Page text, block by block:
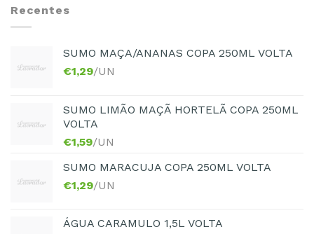
Recentes
SUMO MAÇA/ANANAS COPA 250ML VOLTA
€1,29/UN
SUMO LIMÃO MAÇÃ HORTELÃ COPA 250ML
VOLTA
€1,59/UN
SUMO MARACUJA COPA 250ML VOLTA
€1,29/UN
ÁGUA CARAMULO 1,5L VOLTA